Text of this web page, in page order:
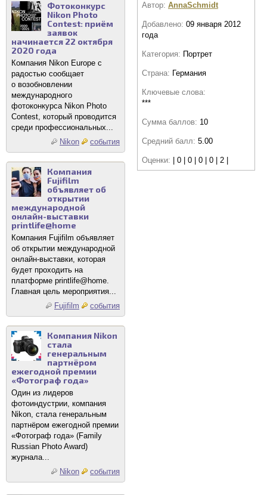
Фотоконкурс
Nikon Photo
Contest: приём
заявок
начинается 22 октября
2020 года
Компания Nikon Europe с
радостью сообщает
о возобновлении
международного
фотоконкурса Nikon Photo
Contest, который проводится
среди профессиональных...
Nikon
события
Компания
Fujifilm
объявляет об
открытии
международной
онлайн-выставки
printlife@home
Компания Fujifilm объявляет
об открытии международной
онлайн-выставки, которая
будет проходить на
платформе printlife@home.
Главная цель мероприятия...
Fujifilm
события
Компания Nikon
стала
генеральным
партнёром
ежегодной премии
«Фотограф года»
Один из лидеров
фотоиндустрии, компания
Nikon, стала генеральным
партнёром ежегодной премии
«Фотограф года» (Family
Russian Photo Award)
журнала...
Nikon
события
Автор: AnnaSchmidt
Добавлено: 09 января 2012
года
Категория: Портрет
Страна: Германия
Ключевые слова:
***
Сумма баллов: 10
Средний балл: 5.00
Оценки: | 0 | 0 | 0 | 0 | 2 |